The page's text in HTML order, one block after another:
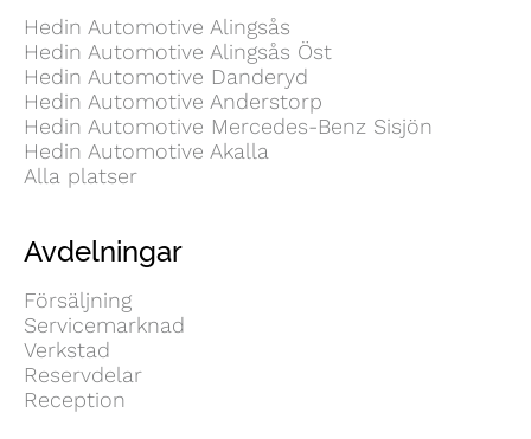
Hedin Automotive Alingsås
Hedin Automotive Alingsås Öst
Hedin Automotive Danderyd
Hedin Automotive Anderstorp
Hedin Automotive Mercedes-Benz Sisjön
Hedin Automotive Akalla
Alla platser
Avdelningar
Försäljning
Servicemarknad
Verkstad
Reservdelar
Reception